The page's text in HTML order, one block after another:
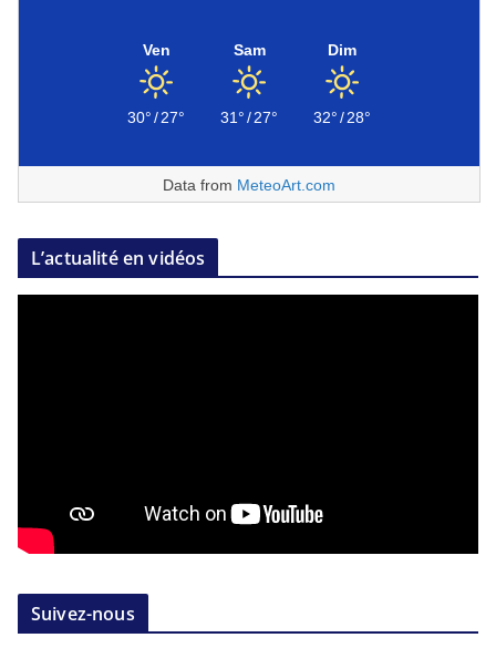
Ven
30°/27°
Sam
31°/27°
Dim
32°/28°
Data from MeteoArt.com
L’actualité en vidéos
Suivez-nous